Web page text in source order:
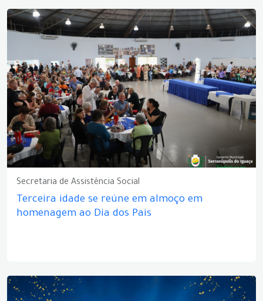
Secretaria de Assistência Social
Terceira idade se reúne em almoço em
homenagem ao Dia dos Pais